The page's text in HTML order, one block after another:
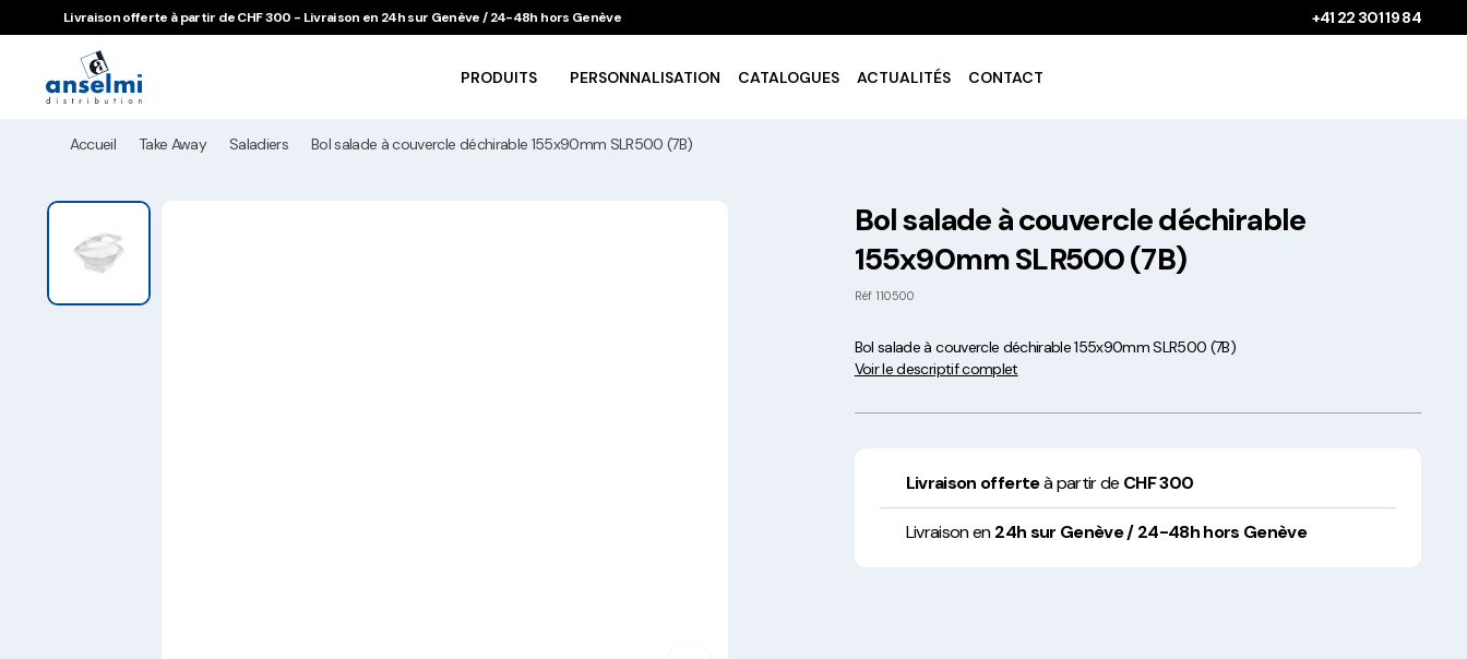
Aller au contenu
Aller à la navigation principale
Livraison offerte à partir de CHF 300 - Livraison en 24h sur Genève / 24-48h hors Genève +41 22 301 19 84
PRODUITS
Gobelets à boissons
chaudes 100%
compostables !
en Europe
PERSONNALISATION CATALOGUES ACTUALITÉS CONTACT
Accueil Take Away Saladiers Bol salade à couvercle déchirable 155x90mm SLR500 (7B)
Bol salade à couvercle déchirable
155x90mm SLR500 (7B)
Réf 110500
Bol salade à couvercle déchirable 155x90mm SLR500 (7B)
Voir le descriptif complet
Livraison offerteà partir de CHF 300
Livraison en24h sur Genève / 24-48h hors Genève